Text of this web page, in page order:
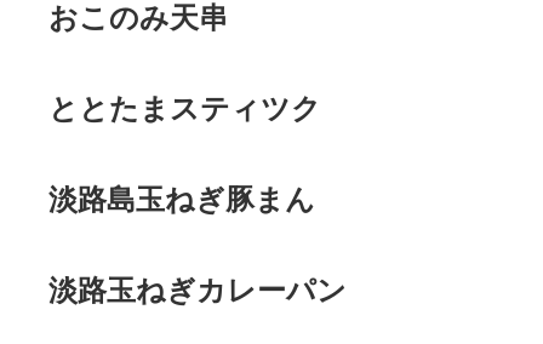
おこのみ天串
ととたまスティツク
淡路島玉ねぎ豚まん
淡路玉ねぎカレーパン